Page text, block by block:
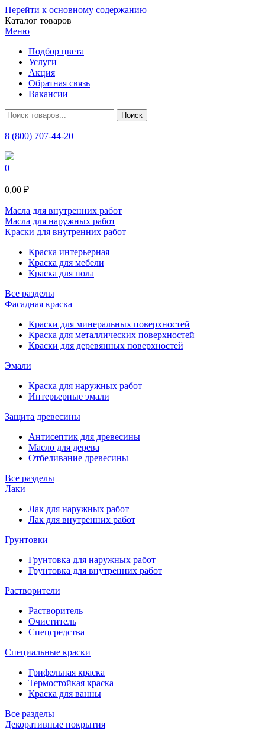
Перейти к основному содержанию
Каталог товаров
Меню
Подбор цвета
Услуги
Акция
Обратная связь
Вакансии
8 (800) 707-44-20
0
0,00 ₽
Масла для внутренних работ
Масла для наружных работ
Краски для внутренних работ
Краска интерьерная
Краска для мебели
Краска для пола
Все разделы
Фасадная краска
Краски для минеральных поверхностей
Краска для металлических поверхностей
Краски для деревянных поверхностей
Эмали
Краска для наружных работ
Интерьерные эмали
Защита древесины
Антисептик для древесины
Масло для дерева
Отбеливание древесины
Все разделы
Лаки
Лак для наружных работ
Лак для внутренних работ
Грунтовки
Грунтовка для наружных работ
Грунтовка для внутренних работ
Растворители
Растворитель
Очиститель
Спецсредства
Специальные краски
Грифельная краска
Термостойкая краска
Краска для ванны
Все разделы
Декоративные покрытия